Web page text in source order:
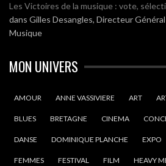
Les Victoires de la musique : vote,
dans Gilles Desangles, Directeur
Musique
MON UNIVERS
AMOUR ANNE VASSIVIERE ART
BLUES BRETAGNE CINEMA
DANSE DOMINIQUE PLANCHE EXPO
FEMMES FESTIVAL FILM HEAVY